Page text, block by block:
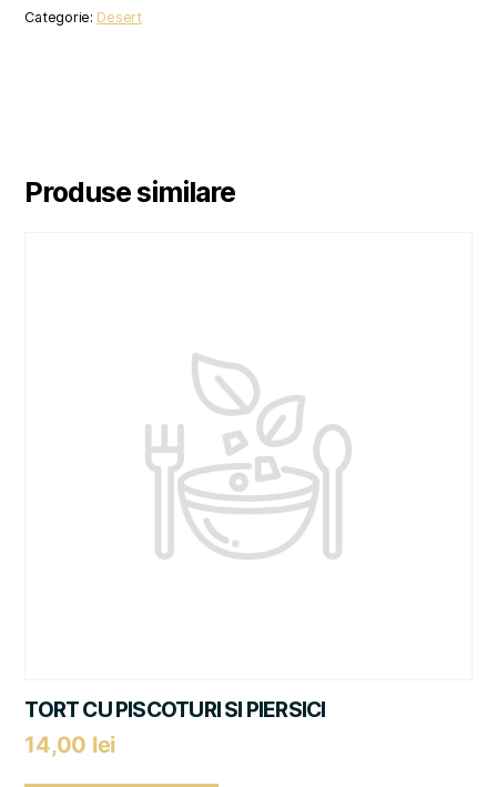
Categorie: Desert
Produse similare
TORT CU PISCOTURI SI PIERSICI
14,00 lei